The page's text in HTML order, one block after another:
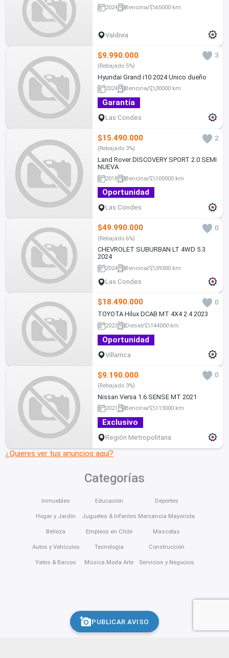
2024 Bencina 65000 km
Valdivia
$9.990.000 3
(Rebajado 5%)
Hyundai Grand i10 2024 Unico dueño
2024 Bencina 30000 km
Garantía
Las Condes
$15.490.000 2
(Rebajado 3%)
Land Rover DISCOVERY SPORT 2.0 SEMI
NUEVA
2018 Bencina 100000 km
Oportunidad
Las Condes
$49.990.000 0
(Rebajado 6%)
CHEVROLET SUBURBAN LT 4WD 5.3
2024
2024 Bencina 39300 km
Las Condes
$18.490.000
0
TOYOTA Hilux DCAB MT 4X4 2.4 2023
2023 Diesel 144000 km
Oportunidad
Villarrica
$9.190.000 0
(Rebajado 3%)
Nissan Versa 1.6 SENSE MT 2021
2021 Bencina 113000 km
Exclusivo
Región Metropolitana
¿Quieres ver tus anuncios aquí?
PUBLICAR AVISO
Categorías
Inmuebles
Hogar y Jardín
Belleza
Autos y Vehículos
Yates & Barcos
Educación
Juguetes & Infantes
Empleos en Chile
Tecnología
Música Moda Arte
Deportes
Mercancía Mayorista
Mascotas
Construcción
Servicios y Negocios